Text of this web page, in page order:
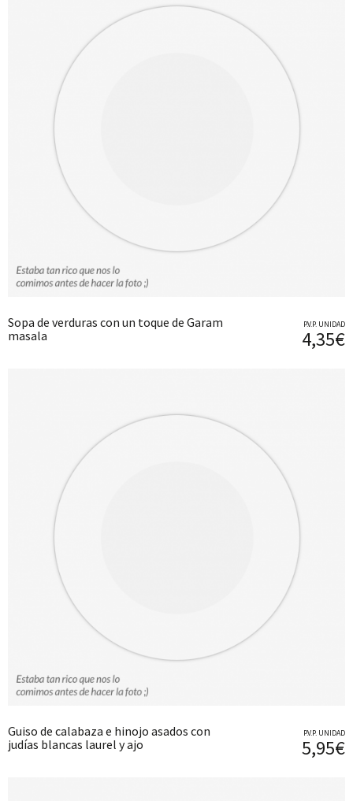
Sopa de verduras con un toque de Garam
masala
P.V.P. UNIDAD
4,35€
Guiso de calabaza e hinojo asados con
judías blancas laurel y ajo
P.V.P. UNIDAD
5,95€